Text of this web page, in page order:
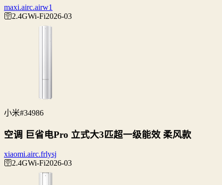
maxi.airc.airw1
🛜2.4GWi‑Fi2026-03
小米#34986
空调 巨省电Pro 立式大3匹超一级能效 柔风款
xiaomi.airc.frlysj
🛜2.4GWi‑Fi2026-03